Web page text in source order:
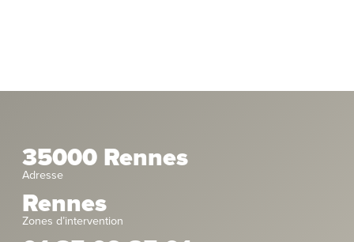
35000 Rennes
Adresse
Rennes
Zones d’intervention